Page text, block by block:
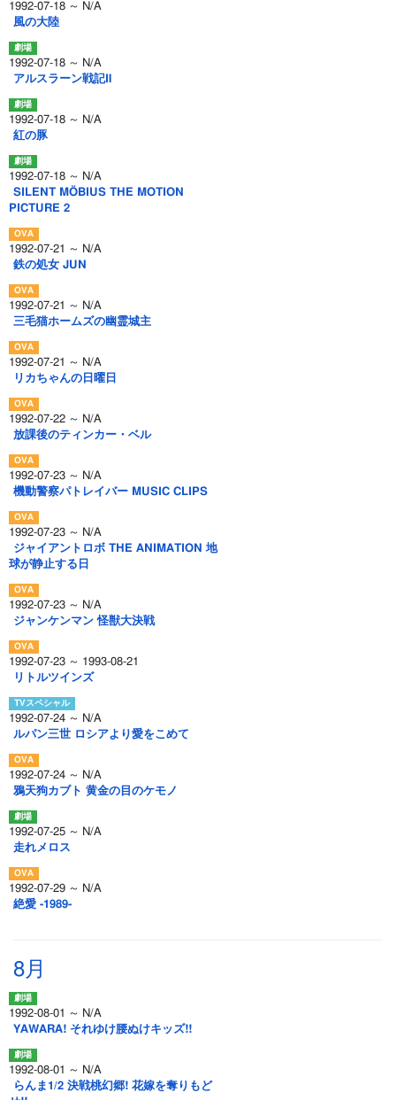
1992-07-18 ～ N/A
風の大陸
1992-07-18 ～ N/A
アルスラーン戦記Ⅱ
1992-07-18 ～ N/A
紅の豚
1992-07-18 ～ N/A
SILENT MÖBIUS THE MOTION
PICTURE 2
1992-07-21 ～ N/A
鉄の処女 JUN
1992-07-21 ～ N/A
三毛猫ホームズの幽霊城主
1992-07-21 ～ N/A
リカちゃんの日曜日
1992-07-22 ～ N/A
放課後のティンカー・ベル
1992-07-23 ～ N/A
機動警察パトレイバー MUSIC CLIPS
1992-07-23 ～ N/A
ジャイアントロボ THE ANIMATION 地
球が静止する日
1992-07-23 ～ N/A
ジャンケンマン 怪獣大決戦
1992-07-23 ～ 1993-08-21
リトルツインズ
1992-07-24 ～ N/A
ルパン三世 ロシアより愛をこめて
1992-07-24 ～ N/A
鴉天狗カブト 黄金の目のケモノ
1992-07-25 ～ N/A
走れメロス
1992-07-29 ～ N/A
絶愛 -1989-
8月
1992-08-01 ～ N/A
YAWARA! それゆけ腰ぬけキッズ!!
1992-08-01 ～ N/A
らんま1/2 決戦桃幻郷! 花嫁を奪りもど